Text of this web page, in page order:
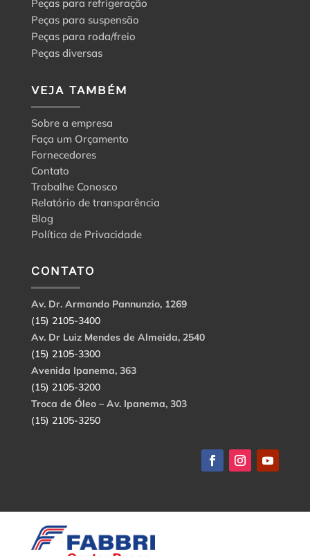
Peças para refrigeração
Peças para suspensão
Peças para roda/freio
Peças diversas
VEJA TAMBÉM
Sobre a empresa
Faça um Orçamento
Fornecedores
Contato
Trabalhe Conosco
Relatório de transparência
Blog
Política de Privacidade
CONTATO
Av. Dr. Armando Pannunzio, 1269
(15) 2105-3400
Av. Dr Luiz Mendes de Almeida, 2540
(15) 2105-3300
Avenida Ipanema, 363
(15) 2105-3200
Troca de Óleo – Av. Ipanema, 303
(15) 2105-3250